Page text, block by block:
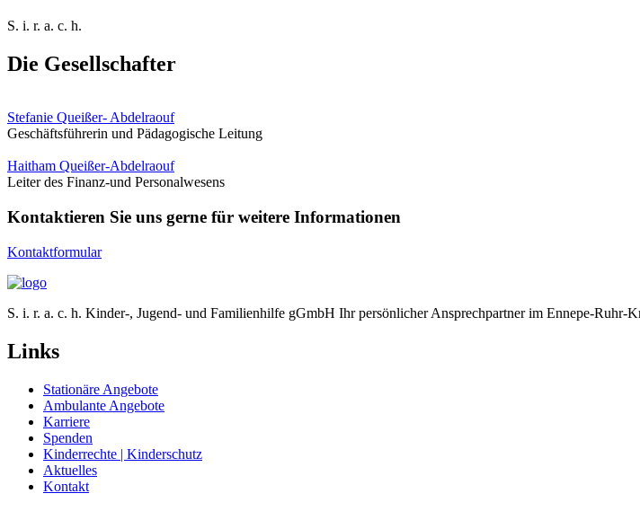
S. i. r. a. c. h.
Die Gesellschafter
Stefanie Queißer- Abdelraouf
Geschäftsführerin und Pädagogische Leitung
Haitham Queißer-Abdelraouf
Leiter des Finanz-und Personalwesens
Kontaktieren Sie uns gerne für weitere Informationen
Kontaktformular
S. i. r. a. c. h. Kinder-, Jugend- und Familienhilfe gGmbH Ihr persönlicher Ansprechpartner im Ennepe-Ruhr-
Links
Stationäre Angebote
Ambulante Angebote
Karriere
Spenden
Kinderrechte | Kinderschutz
Aktuelles
Kontakt